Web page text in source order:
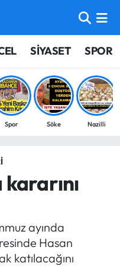
SİYASET SPOR
Spor Söke Nazilli
ayında
Hasan
katılacağını
Fikstür